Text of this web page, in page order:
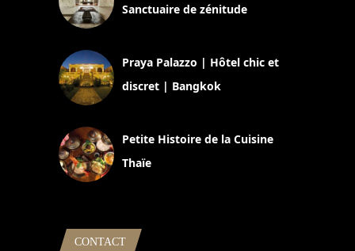
Sanctuaire de zénitude
Praya Palazzo | Hôtel chic et
discret | Bangkok
Petite Histoire de la Cuisine
Thaïe
CONTACT